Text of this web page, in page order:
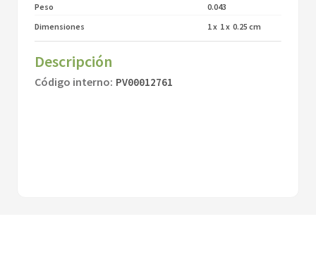
Peso
0.043
Dimensiones
1x 1x 0.25 cm
Descripción
Código interno: PV00012761